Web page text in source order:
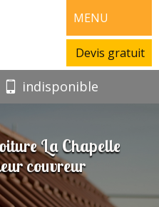
MENU
Devis gratuit
indisponible
La Chapelle
couvreur